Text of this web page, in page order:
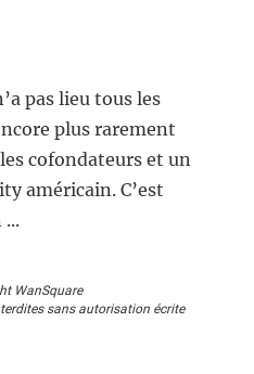
pas lieu tous les
plus rarement
cofondateurs et un
américain. C’est
WanSquare
sans autorisation écrite